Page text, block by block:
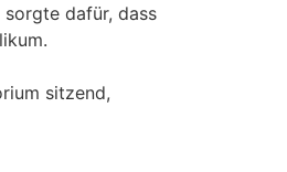
dafür, dass
sitzend,